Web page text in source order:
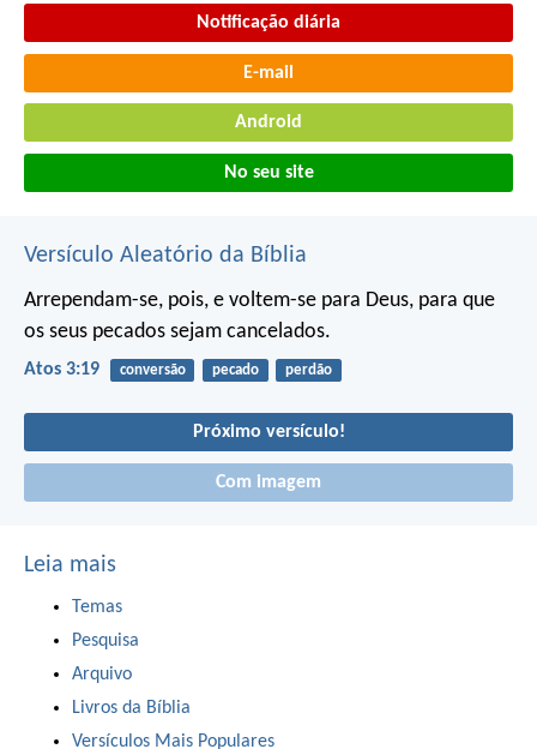
Notificação diária
E-mail
Android
No seu site
Versículo Aleatório da Bíblia
Arrependam-se, pois, e voltem-se para Deus, para que
os seus pecados sejam cancelados.
Atos 3:19 conversão pecado perdão
Próximo versículo!
Com imagem
Leia mais
Temas
Pesquisa
Arquivo
Livros da Bíblia
Versículos Mais Populares